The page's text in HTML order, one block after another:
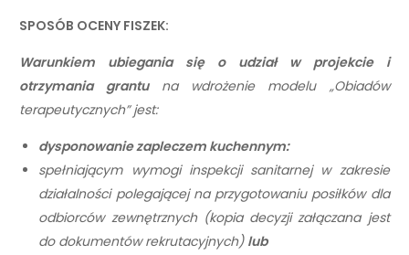
SPOSÓB OCENY FISZEK:
Warunkiem ubiegania się o udział w projekcie i
otrzymania grantuna wdrożenie modelu „Obiadów
terapeutycznych” jest:
dysponowanie zapleczem kuchennym:
spełniającym wymogi inspekcji sanitarnej w zakresie
działalności polegającej na przygotowaniu posiłków dla
odbiorców zewnętrznych (kopia decyzji załączana jest
do dokumentów rekrutacyjnych) lub